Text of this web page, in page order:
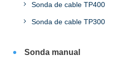
Sonda de cable TP400
Sonda de cable TP300
Sonda manual